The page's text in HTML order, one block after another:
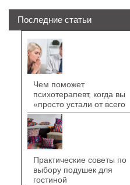
Последние статьи
Чем поможет
психотерапевт, когда вы
«просто устали от всего
Практические советы по
выбору подушек для
гостиной